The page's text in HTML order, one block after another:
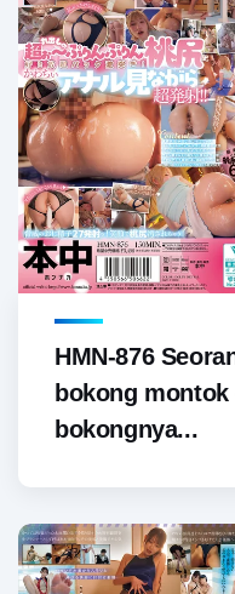
HMN-876
bokong
bokongnya...